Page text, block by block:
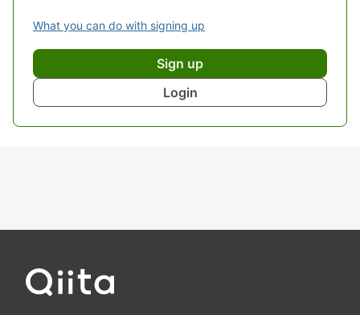
What you can do with signing up
Sign up
Login